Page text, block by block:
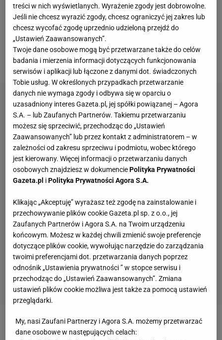
"Avanti" i właścicielem serwisu www.avanti24.pl .
3. Konkurs będzie przeprowadzony w okresie od
dnia 25 kwietnia 2014 roku, od godziny 00:01 do dnia
8 maja 2014 roku do godziny 23.59.
§ 2 Udział w Konkursie
treści w nich wyświetlanych. Wyrażenie zgody jest dobrowolne.
Jeśli nie chcesz wyrazić zgody, chcesz ograniczyć jej zakres lub
chcesz wycofać zgodę uprzednio udzieloną przejdź do
„Ustawień Zaawansowanych”.
Twoje dane osobowe mogą być przetwarzane także do celów
badania i mierzenia informacji dotyczących funkcjonowania
serwisów i aplikacji lub łączone z danymi dot. świadczonych
Tobie usług. W określonych przypadkach przetwarzanie
danych nie wymaga zgody i odbywa się w oparciu o
uzasadniony interes Gazeta.pl, jej spółki powiązanej – Agora
S.A. – lub Zaufanych Partnerów. Takiemu przetwarzaniu
możesz się sprzeciwić, przechodząc do „Ustawień
Zaawansowanych” lub przez kontakt z administratorem – w
zależności od zakresu sprzeciwu i podmiotu, wobec którego
jest kierowany. Więcej informacji o przetwarzaniu danych
osobowych znajdziesz w dokumencie Polityka Prywatności
Gazeta.pl i Polityka Prywatności Agora S.A.
Klikając „Akceptuję” wyrażasz też zgodę na zainstalowanie i
przechowywanie plików cookie Gazeta.pl sp. z o.o., jej
Zaufanych Partnerów i Agora S.A. na Twoim urządzeniu
końcowym. Możesz w każdej chwili zmienić swoje preferencje
dotyczące plików cookie, wywołując narzędzie do zarządzania
twoimi preferencjami dot. przetwarzania danych poprzez
odnośnik „Ustawienia prywatności ” w stopce serwisu i
przechodząc do „Ustawień Zaawansowanych”. Zmiana
ustawień plików cookie możliwa jest także za pomocą ustawień
przeglądarki.
My, nasi Zaufani Partnerzy i Agora S.A. możemy przetwarzać
dane osobowe w następujących celach: